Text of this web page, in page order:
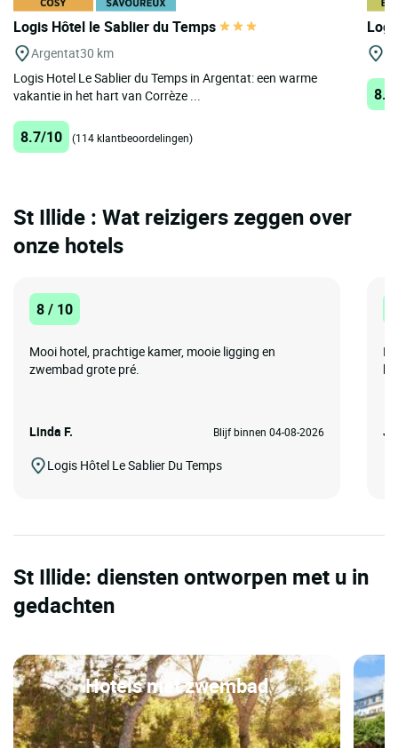
Logis Hôtel le Sablier du Temps
Argentat30 km
Logis Hotel Le Sablier du Temps in Argentat: een warme
vakantie in het hart van Corrèze ...
8.7/10 (114 klantbeoordelingen)
St Illide : Wat reizigers zeggen over
onze hotels
8 / 10
Mooi hotel, prachtige kamer, mooie ligging en
zwembad grote pré.
Linda F. Blijf binnen 04-08-2026
Logis Hôtel Le Sablier Du Temps
St Illide: diensten ontworpen met u in
gedachten
Hotels met zwembad